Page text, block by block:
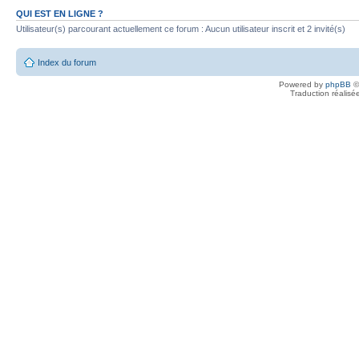
QUI EST EN LIGNE ?
Utilisateur(s) parcourant actuellement ce forum : Aucun utilisateur inscrit et 2 invité(s)
Index du forum
Powered by phpBB
Traduction